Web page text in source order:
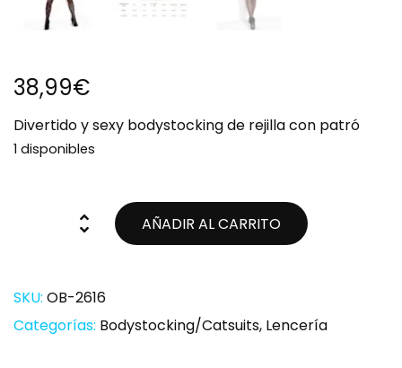
38,99€
Divertido y sexy bodystocking de rejilla con patró
1 disponibles
AÑADIR AL CARRITO
SKU: OB-2616
Categorías: Bodystocking/Catsuits, Lencería